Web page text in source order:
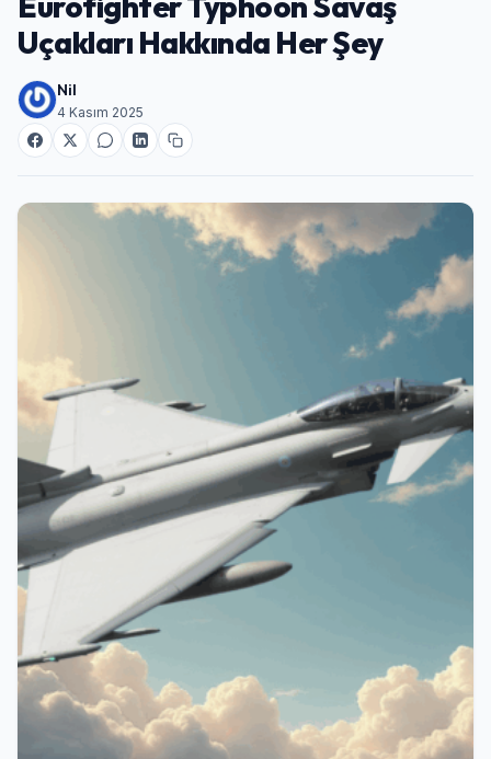
Uçakları​ Hakkında Her Şey
Nil
4 Kasım 2025